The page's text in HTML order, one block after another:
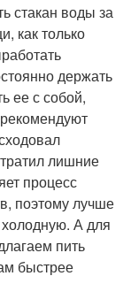
стакан воды за
как только
держать
ее с собой,
лишние
процесс
поэтому лучше
А для
пить
быстрее